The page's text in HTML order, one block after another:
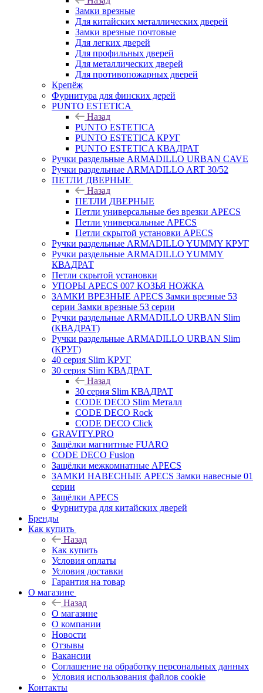
Замки врезные
Для китайских металлических дверей
Замки врезные почтовые
Для легких дверей
Для профильных дверей
Для металлических дверей
Для противопожарных дверей
Крепёж
Фурнитура для финских дерей
PUNTO ESTETICA
Назад
PUNTO ESTETICA
PUNTO ESTETICA КРУГ
PUNTO ESTETICA КВАДРАТ
Ручки раздельные ARMADILLO URBAN CAVE
Ручки раздельные ARMADILLO ART 30/52
ПЕТЛИ ДВЕРНЫЕ
Назад
ПЕТЛИ ДВЕРНЫЕ
Петли универсальные без врезки APECS
Петли универсальные APECS
Петли скрытой установки APECS
Ручки раздельные ARMADILLO YUMMY КРУГ
Ручки раздельные ARMADILLO YUMMY
КВАДРАТ
Петли скрытой установки
УПОРЫ APECS 007 КОЗЬЯ НОЖКА
ЗАМКИ ВРЕЗНЫЕ APECS Замки врезные 53
серии Замки врезные 53 серии
Ручки раздельные ARMADILLO URBAN Slim
(КВАДРАТ)
Ручки раздельные ARMADILLO URBAN Slim
(КРУГ)
40 серия Slim КРУГ
30 серия Slim КВАДРАТ
Назад
30 серия Slim КВАДРАТ
CODE DECO Slim Металл
CODE DECO Rock
CODE DECO Click
GRAVITY.PRO
Защёлки магнитные FUARO
CODE DECO Fusion
Защёлки межкомнатные APECS
ЗАМКИ НАВЕСНЫЕ APECS Замки навесные 01
серии
Защёлки APECS
Фурнитура для китайских дверей
Бренды
Как купить
Назад
Как купить
Условия оплаты
Условия доставки
Гарантия на товар
О магазине
Назад
О магазине
О компании
Новости
Отзывы
Вакансии
Соглашение на обработку персональных данных
Условия использования файлов cookie
Контакты